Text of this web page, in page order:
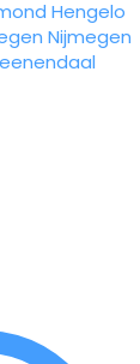
Hengelo
Nijmegen